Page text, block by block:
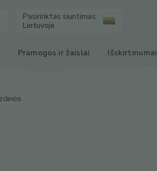
Pasirinktas siuntimas:
Lietuvoje
Pramogos ir žaislai Išskirtinumai